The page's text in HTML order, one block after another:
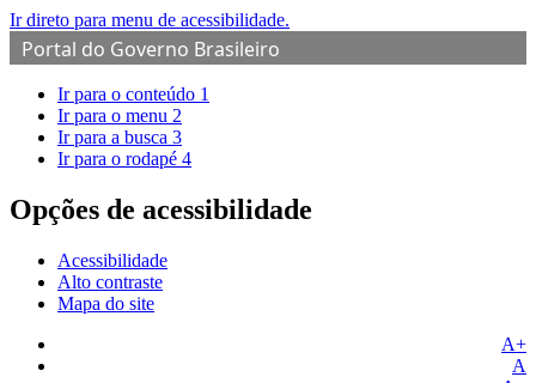
Ir direto para menu de acessibilidade.
Portal do Governo Brasileiro
Ir para o conteúdo 1
Ir para o menu 2
Ir para a busca 3
Ir para o rodapé 4
Opções de acessibilidade
Acessibilidade
Alto contraste
Mapa do site
A+
A